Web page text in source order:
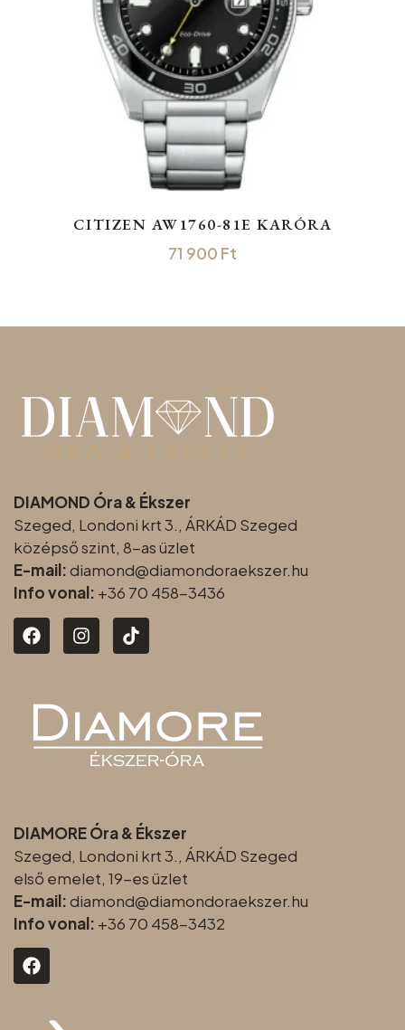
CITIZEN AW1760-81E KARÓRA
71 900 Ft
DIAMOND Óra & Ékszer
Szeged, Londoni krt 3., ÁRKÁD Szeged
középső szint, 8-as üzlet
E-mail:diamond@diamondoraekszer.hu
Info vonal: +36 70 458-3436
DIAMORE Óra & Ékszer
Szeged, Londoni krt 3., ÁRKÁD Szeged
első emelet, 19-es üzlet
E-mail:diamond@diamondoraekszer.hu
Info vonal: +36 70 458-3432